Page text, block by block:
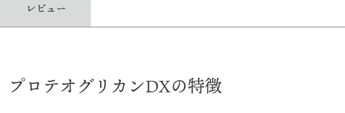
レビュー
プロテオグリカンDXの特徴